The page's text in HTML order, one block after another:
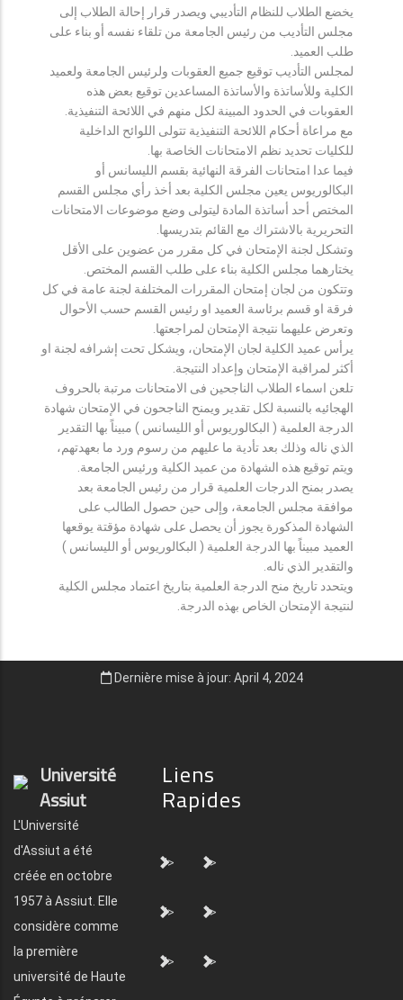
يخضع الطلاب للنظام التأديبي ويصدر قرار إحالة الطلاب إلى
مجلس التأديب من رئيس الجامعة من تلقاء نفسه أو بناء على
طلب العميد.
لمجلس التأديب توقيع جميع العقوبات ولرئيس الجامعة ولعميد
الكلية وللأساتذة والأساتذة المساعدين توقيع بعض هذه
العقوبات في الحدود المبينة لكل منهم في اللائحة التنفيذية.
مع مراعاة أحكام اللائحة التنفيذية تتولى اللوائح الداخلية
للكليات تحديد نظم الامتحانات الخاصة بها.
فيما عدا امتحانات الفرقة النهائية بقسم الليسانس أو
البكالوريوس يعين مجلس الكلية بعد أخذ رأي مجلس القسم
المختص أحد أساتذة المادة ليتولى وضع موضوعات الامتحانات
التحريرية بالاشتراك مع القائم بتدريسها.
وتشكل لجنة الإمتحان في كل مقرر من عضوين على الأقل
يختارهما مجلس الكلية بناء على طلب القسم المختص.
وتتكون من لجان إمتحان المقررات المختلفة لجنة عامة في كل
فرقة او قسم برئاسة العميد او رئيس القسم حسب الأحوال
وتعرض عليهما نتيجة الإمتحان لمراجعتها.
يرأس عميد الكلية لجان الإمتحان، ويشكل تحت إشرافه لجنة او
أكثر لمراقبة الإمتحان وإعداد النتيجة.
تلعن اسماء الطلاب الناجحين فى الامتحانات مرتبة بالحروف
الهجائيه بالنسبة لكل تقدير ويمنح الناجحون في الإمتحان شهادة
الدرجة العلمية ( البكالوريوس أو الليسانس ) مبيناً بها التقدير
الذي ناله وذلك بعد تأدية ما عليهم من رسوم ورد ما بعهدتهم،
ويتم توقيع هذه الشهادة من عميد الكلية ورئيس الجامعة.
يصدر بمنح الدرجات العلمية قرار من رئيس الجامعة بعد
موافقة مجلس الجامعة، وإلى حين حصول الطالب على
الشهادة المذكورة يجوز أن يحصل على شهادة مؤقتة يوقعها
العميد مبيناً بها الدرجة العلمية ( البكالوريوس أو الليسانس )
والتقدير الذي ناله.
ويتحدد تاريخ منح الدرجة العلمية بتاريخ اعتماد مجلس الكلية
لنتيجة الإمتحان الخاص بهذه الدرجة.
Dernière mise à jour: April 4, 2024
Université
Assiut
L'Université
d'Assiut a été
créée en octobre
1957 à Assiut. Elle
considère comme
la première
université de Haute
Liens
Rapides
"> ">
"> ">
"> ">